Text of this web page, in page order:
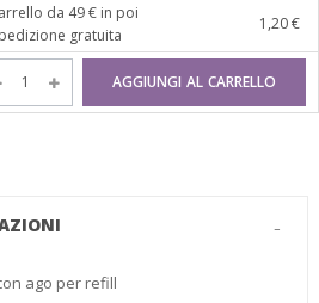
da 49 € in poi
gratuita
1,20 €
AGGIUNGI AL CARRELLO
ago per refill